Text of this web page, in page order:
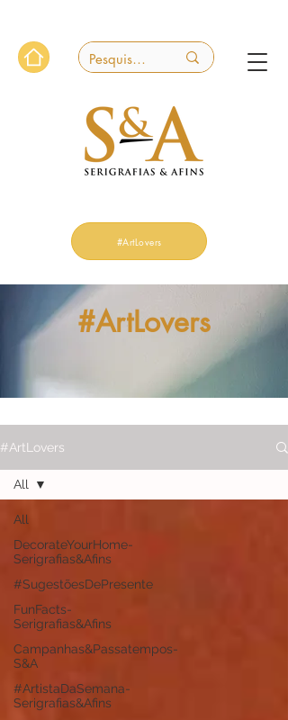
#ArtLovers
#ArtLovers
#ArtLovers
All
DecorateYourHome-
Serigrafias&Afins
#SugestõesDePresente
FunFacts-
Serigrafias&Afins
Campanhas&Passatempos-
S&A
#ArtistaDaSemana-
Serigrafias&Afins
All